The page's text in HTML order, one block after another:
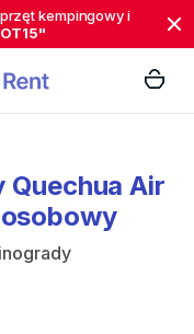
kempingowy i
Quechua Air